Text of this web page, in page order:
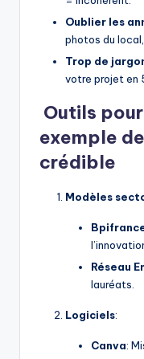
Oublier les
photos du
Trop de
votre projet en
Outils
exemple
crédible
Modèles
Réseau
lauréats.
Logiciels:
Canva: